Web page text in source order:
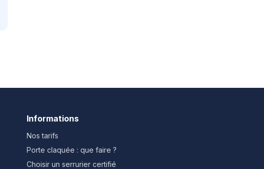
Informations
Nos tarifs
Porte claquée : que faire ?
Choisir un serrurier certifié